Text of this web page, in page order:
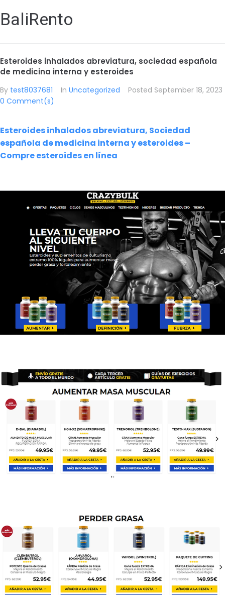
BaliRento
Esteroides inhalados abreviatura, sociedad española
de medicina interna y esteroides
By test8037681 In Uncategorized Posted September 18, 2023
0 Comment(s)
Esteroides inhalados abreviatura, Sociedad
española de medicina interna y esteroides –
Compre esteroides en línea